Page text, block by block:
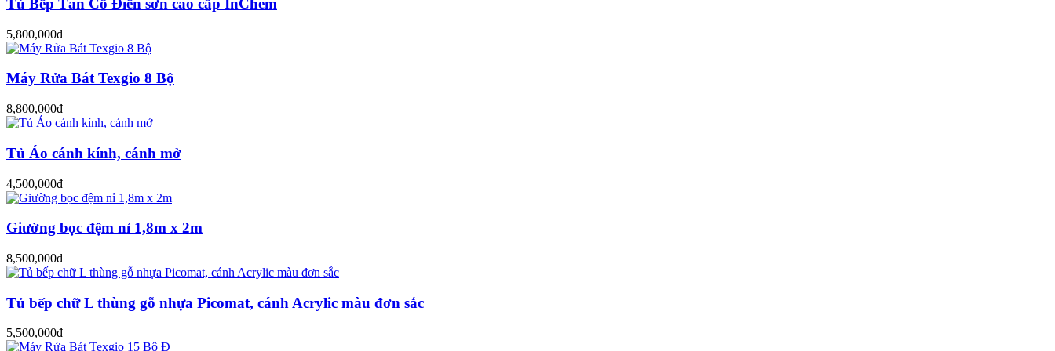
Tủ Bếp Tân Cổ Điển sơn cao cấp InChem
5,800,000đ
Máy Rửa Bát Texgio 8 Bộ
8,800,000đ
Tủ Áo cánh kính, cánh mở
4,500,000đ
Giường bọc đệm nỉ 1,8m x 2m
8,500,000đ
Tủ bếp chữ L thùng gỗ nhựa Picomat, cánh Acrylic màu đơn sắc
5,500,000đ